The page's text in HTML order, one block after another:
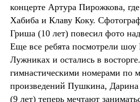
концерте Артура Пирожкова,
Хабиба и Клаву Коку.
Гриша (10 лет) повесил фото
Еще все ребята посмотрели
Лужниках и остались в
гимнастическими номерами по
произведений Пушкина, Дарина
(9 лет) теперь мечтают